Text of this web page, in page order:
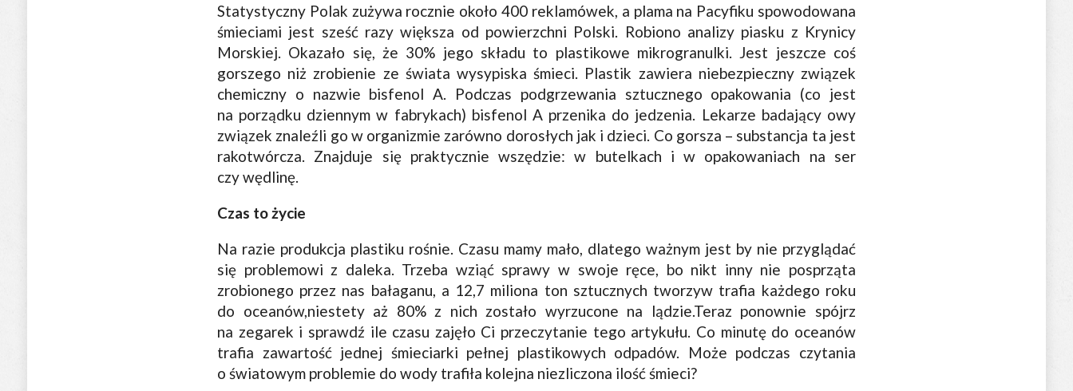
Statystyczny Polak zużywa rocznie około 400 reklamówek, a plama na Pacyfiku spowodowana
śmieciami jest sześć razy większa od powierzchni Polski. Robiono analizy piasku z Krynicy
Morskiej. Okazało się, że 30% jego składu to plastikowe mikrogranulki. Jest jeszcze coś
gorszego niż zrobienie ze świata wysypiska śmieci. Plastik zawiera niebezpieczny związek
chemiczny o nazwie bisfenol A. Podczas podgrzewania sztucznego opakowania (co jest
na porządku dziennym w fabrykach) bisfenol A przenika do jedzenia. Lekarze badający owy
związek znaleźli go w organizmie zarówno dorosłych jak i dzieci. Co gorsza – substancja ta jest
rakotwórcza. Znajduje się praktycznie wszędzie: w butelkach i w opakowaniach na ser
czy wędlinę.
Czas to życie
Na razie produkcja plastiku rośnie. Czasu mamy mało, dlatego ważnym jest by nie przyglądać
się problemowi z daleka. Trzeba wziąć sprawy w swoje ręce, bo nikt inny nie posprząta
zrobionego przez nas bałaganu, a 12,7 miliona ton sztucznych tworzyw trafia każdego roku
do oceanów,niestety aż 80% z nich zostało wyrzucone na lądzie.Teraz ponownie spójrz
na zegarek i sprawdź ile czasu zajęło Ci przeczytanie tego artykułu. Co minutę do oceanów
trafia zawartość jednej śmieciarki pełnej plastikowych odpadów. Może podczas czytania
o światowym problemie do wody trafiła kolejna niezliczona ilość śmieci?